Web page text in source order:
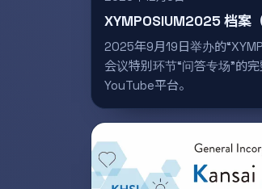
XYMPOSIUM2025 档案
2025年9月19日举办的
会议特别环节“问答专场”的
YouTube平台。